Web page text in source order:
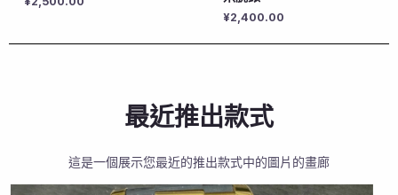
¥2,400.00
最近推出款式
這是一個展示您最近的推出款式中的圖片的畫廊